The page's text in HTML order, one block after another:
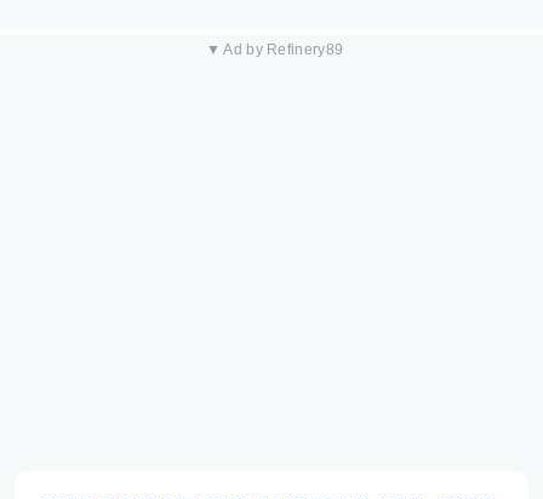
▼ Ad by Refinery89